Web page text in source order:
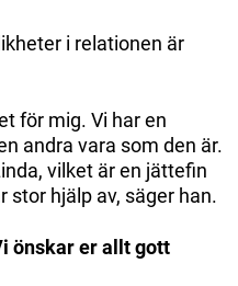
i relationen är
för mig. Vi har en
andra vara som den är.
vilket är en jättefin
stor hjälp av, säger han.
önskar er allt gott